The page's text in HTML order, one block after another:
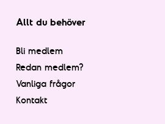
Allt du behöver
Bli medlem
Redan medlem?
Vanliga frågor
Kontakt